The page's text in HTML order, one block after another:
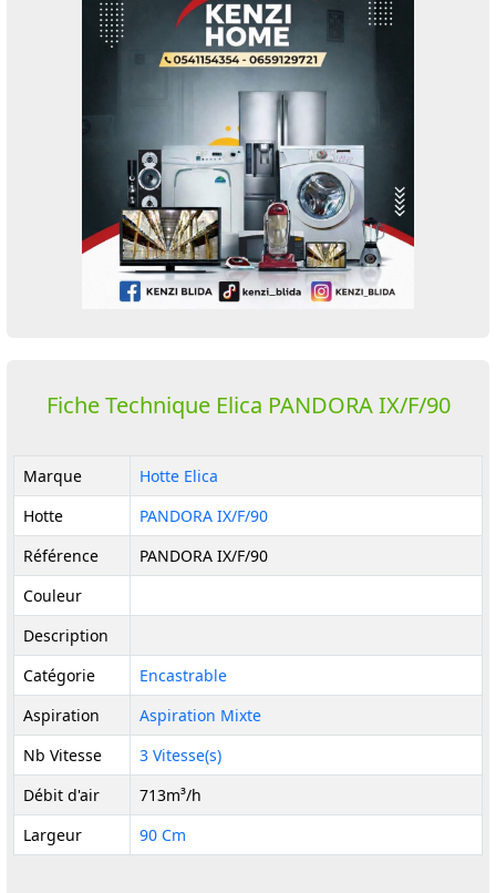
Fiche Technique Elica PANDORA IX/F/90
Marque
Hotte Elica
Hotte
PANDORA IX/F/90
Référence
PANDORA IX/F/90
Couleur
Description
Catégorie
Encastrable
Aspiration
Aspiration Mixte
Nb Vitesse
3 Vitesse(s)
Débit d'air
713m³/h
Largeur
90 Cm